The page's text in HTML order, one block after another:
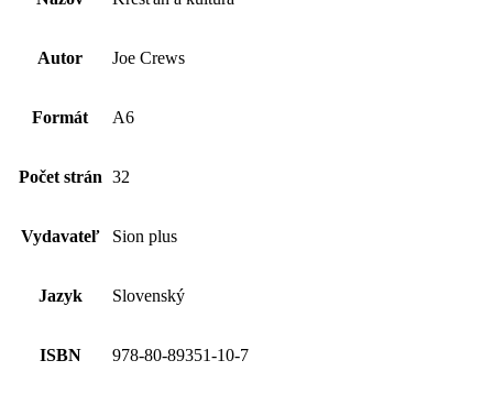
Autor Joe Crews
Formát A6
Počet strán 32
Vydavateľ Sion plus
Jazyk Slovenský
ISBN 978-80-89351-10-7